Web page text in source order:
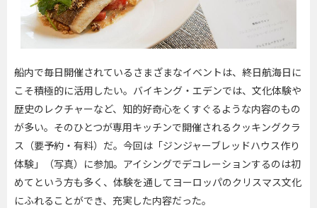
船内で毎日開催されているさまざまなイベントは、終日航海日に
こそ積極的に活用したい。バイキング・エデンでは、文化体験や
歴史のレクチャーなど、知的好奇心をくすぐるような内容のもの
が多い。そのひとつが専用キッチンで開催されるクッキングクラ
ス（要予約・有料）だ。今回は「ジンジャーブレッドハウス作り
体験」（写真）に参加。アイシングでデコレーションするのは初
めてという方も多く、体験を通してヨーロッパのクリスマス文化
にふれることができ、充実した内容だった。